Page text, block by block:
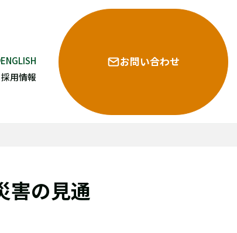
ENGLISH
採用情報
お問い合わせ
の見通